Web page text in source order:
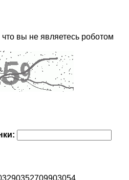
вы не являетесь роботом